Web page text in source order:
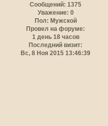
Сообщений: 1375
Уважение: 0
Пол: Мужской
Провел на форуме:
1 день 18 часов
Последний визит:
Вс, 8 Ноя 2015 13:46:39